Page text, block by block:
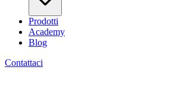
Prodotti
Academy
Blog
Contattaci